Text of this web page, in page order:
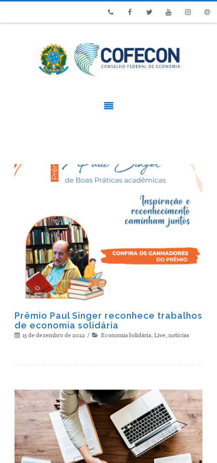
Prêmio Paul Singer reconhece trabalhos
de economia solidária
15 de dezembro de 2022 Economia Solidária, Live, notícias